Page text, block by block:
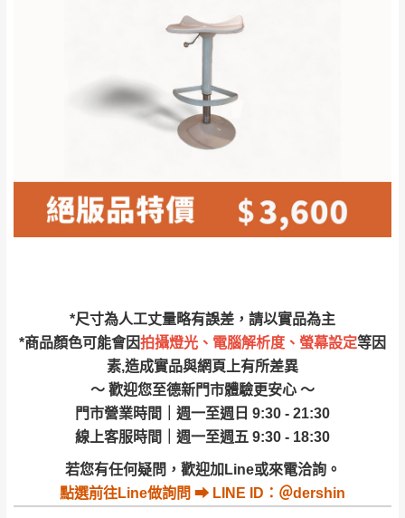
*尺寸為人工丈量略有誤差，請以實品為主
*商品顏色可能會因拍攝燈光、電腦解析度、螢幕設定等因
素,造成實品與網頁上有所差異
～ 歡迎您至德新門市體驗更安心 ～
門市營業時間｜週一至週日 9:30 - 21:30
線上客服時間｜週一至週五 9:30 - 18:30
若您有任何疑問，歡迎加Line或來電洽詢。
點選前往Line做詢問 ⮕ LINE ID：＠dershin
$ 9,000以上：免
NT$500元
＊A108產品另收運費
NT$500元
＊A108產品另收運費
安鄉、大湖鄉、頭
屋、獅潭鄉
配送天數：5~14天
到貨時間：指定送貨日當天以電話聯絡確認
｜周（一）配送部門固定公休無送貨｜
台北市、新北市地區固定每周(三)、(日)兩天收送貨
法搬運上樓等因素，導致無法配送，
保有出貨的權利。
服務，若需以吊車或其他的吊掛方式吊運，
費用將由買方自行支付。
因大型傢俱有組裝、配送的問題，並非一般
天在家等貨，以節省您的寶貴時間。
由於百貨公司配送較為不易，故暫無法配送
發票寄送：
若您選擇三聯式或索取兩聯式發票，發票將於商品
完成出貨15個工作天另行寄出，另外約加上2~7個
工作天內送達，如遇國定假日將順延寄送。
退換貨說明：
若收到不良品，請於到貨日起七日內通知本
公司客服人員，我們將為您更換新品，運費
皆由本站負責，所有退回及換貨之商品必須